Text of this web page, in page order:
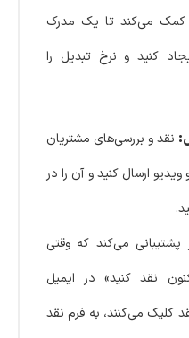
کمک می‌کند تا یک مدرک
کنید و نرخ تبدیل را
نقد و بررسی‌های مشتریان
ارسال کنید و آن را در
پشتیبانی می‌کند که وقتی
نقد کنید» در ایمیل
کلیک می‌کنند، به فرم نقد